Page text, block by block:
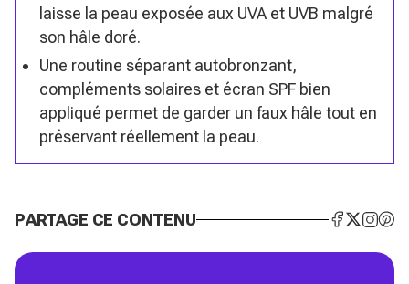
laisse la peau exposée aux UVA et UVB malgré
son hâle doré.
Une routine séparant autobronzant,
compléments solaires et écran SPF bien
appliqué permet de garder un faux hâle tout en
préservant réellement la peau.
PARTAGE CE CONTENU